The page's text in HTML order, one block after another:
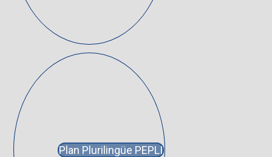
Plan Plurilingüe PEPLI